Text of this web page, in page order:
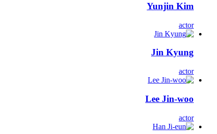
Yunjin Kim
actor
Jin Kyung
actor
Lee Jin-woo
actor